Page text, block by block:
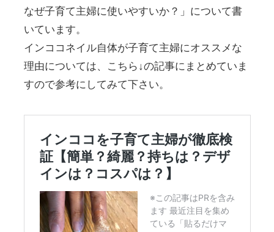
なぜ子育て主婦に使いやすいか？」について書
いています。
インココネイル自体が子育て主婦にオススメな
理由については、こちら↓の記事にまとめていま
すので参考にしてみて下さい。